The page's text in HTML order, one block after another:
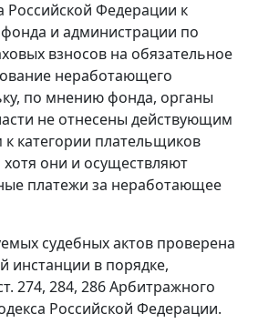
Российской Федерации к
и администрации по
взносов на обязательное
неработающего
по мнению фонда, органы
не отнесены действующим
к категории плательщиков
хотя они и осуществляют
платежи за неработающее
судебных актов проверена
инстанции в порядке,
274, 284, 286Арбитражного
Российской Федерации.